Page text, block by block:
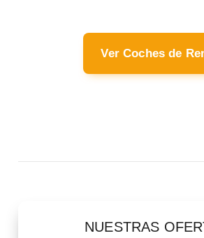
Ver Coches de
NUESTRAS